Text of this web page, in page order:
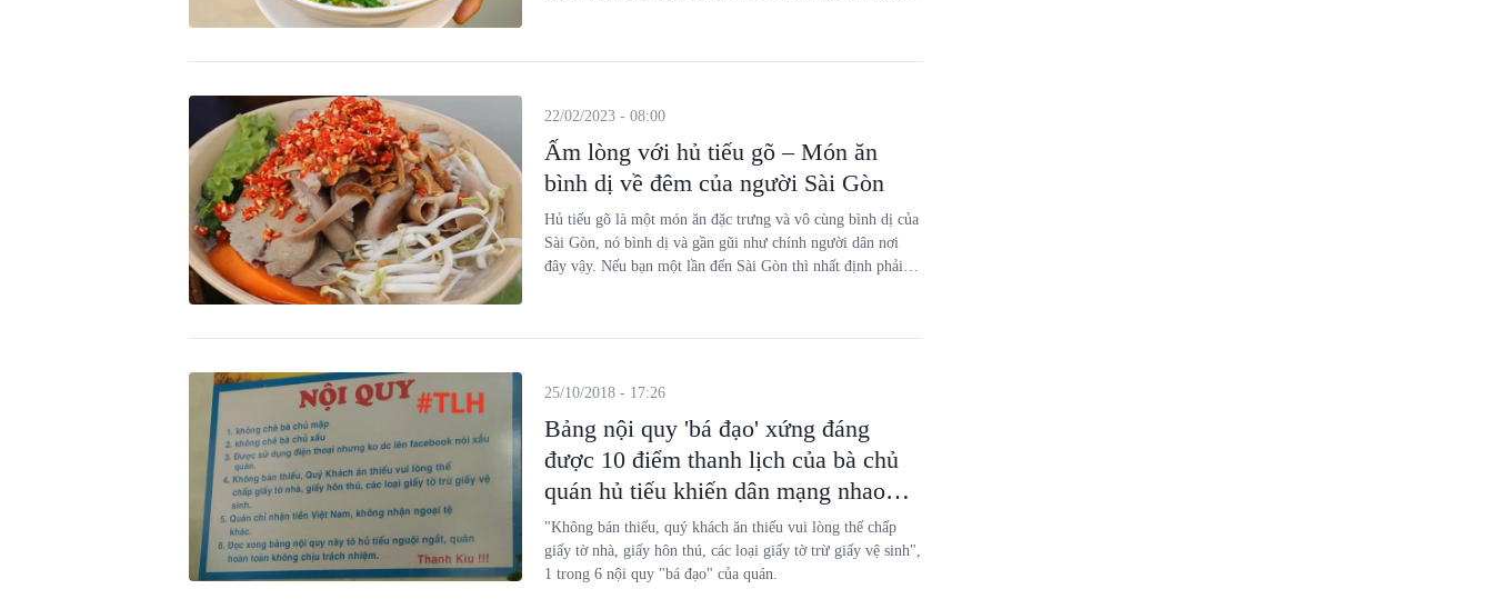
Ấm lòng với hủ tiếu gõ – Món ăn
bình dị về đêm của người Sài Gòn
22/02/2023 - 08:00
Hủ tiếu gõ là một món ăn đặc trưng và vô cùng bình dị của
Sài Gòn, nó bình dị và gần gũi như chính người dân nơi
đây vậy. Nếu bạn một lần đến Sài Gòn thì nhất định phải
Bảng nội quy 'bá đạo' xứng đáng
được 10 điểm thanh lịch của bà chủ
quán hủ tiếu khiến dân mạng nhao
nhao xin địa chỉ
25/10/2018 - 17:26
"Không bán thiếu, quý khách ăn thiếu vui lòng thế chấp
giấy tờ nhà, giấy hôn thú, các loại giấy tờ trừ giấy vệ sinh",
1 trong 6 nội quy "bá đạo" của quán.